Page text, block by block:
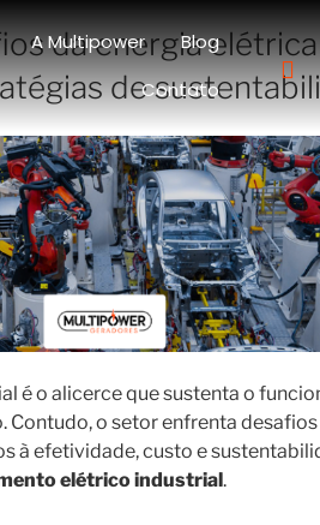
A Multipower
Blog
Contato
da energia elétrica
de
é o alicerce que sustenta o
o setor enfrenta desafios
à efetividade, custo e
elétrico industrial.